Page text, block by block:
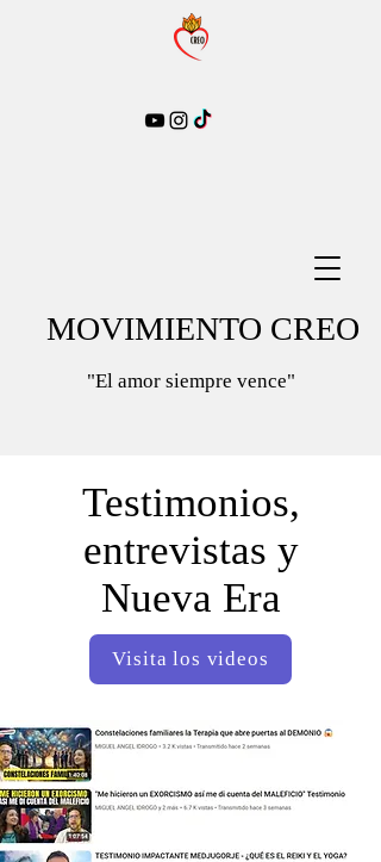
MOVIMIENTO CREO
"El amor siempre vence"
Testimonios,
entrevistas y
Nueva Era
Visita los videos